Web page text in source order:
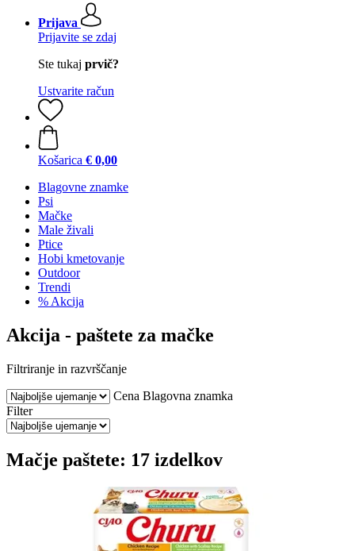
Prijava
Prijavite se zdaj
Ste tukaj prvič?
Ustvarite račun
Košarica € 0,00
Blagovne znamke
Psi
Mačke
Male živali
Ptice
Hobi kmetovanje
Outdoor
Trendi
% Akcija
Akcija - paštete za mačke
Filtriranje in razvrščanje
Cena Blagovna znamka
Filter
Mačje paštete: 17 izdelkov